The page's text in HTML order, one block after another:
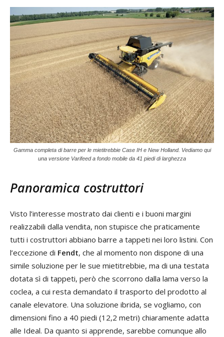
Gamma completa di barre per le mietitrebbie Case IH e New Holland. Vediamo qui
una versione Varifeed a fondo mobile da 41 piedi di larghezza
Panoramica costruttori
Visto l’interesse mostrato dai clienti e i buoni margini
realizzabili dalla vendita, non stupisce che praticamente
tutti i costruttori abbiano barre a tappeti nei loro listini. Con
l’eccezione di Fendt, che al momento non dispone di una
simile soluzione per le sue mietitrebbie, ma di una testata
dotata sì di tappeti, però che scorrono dalla lama verso la
coclea, a cui resta demandato il trasporto del prodotto al
canale elevatore. Una soluzione ibrida, se vogliamo, con
dimensioni fino a 40 piedi (12,2 metri) chiaramente adatta
alle Ideal. Da quanto si apprende, sarebbe comunque allo